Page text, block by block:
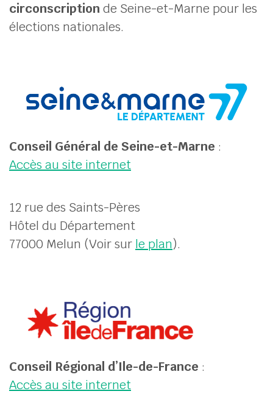
circonscriptionde Seine-et-Marne pour les
élections nationales.
Conseil Général de Seine-et-Marne :
Accès au site internet
12 rue des Saints-Pères
Hôtel du Département
77000 Melun (Voir sur le plan).
Conseil Régional d’Ile-de-France :
Accès au site internet